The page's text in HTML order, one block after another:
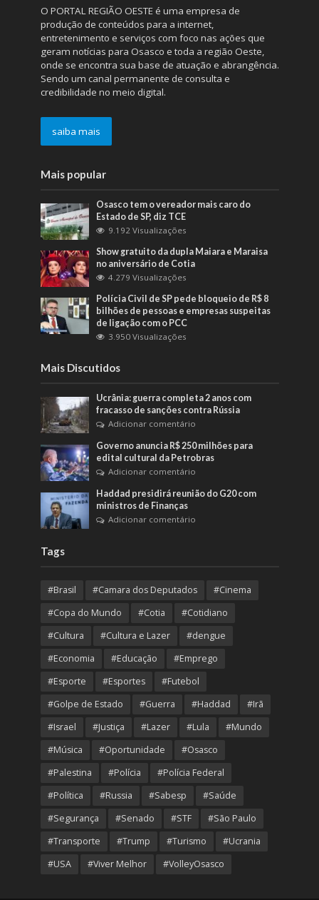
O PORTAL REGIÃO OESTE é uma empresa de
produção de conteúdos para a internet,
entretenimento e serviços com foco nas ações que
geram notícias para Osasco e toda a região Oeste,
onde se encontra sua base de atuação e abrangência.
Sendo um canal permanente de consulta e
credibilidade no meio digital.
saiba mais
Mais popular
Osasco tem o vereador mais caro do
Estado de SP, diz TCE
9.192 Visualizações
Show gratuito da dupla Maiara e Maraisa
no aniversário de Cotia
4.279 Visualizações
Polícia Civil de SP pede bloqueio de R$ 8
bilhões de pessoas e empresas suspeitas
de ligação com o PCC
3.950 Visualizações
Mais Discutidos
Ucrânia: guerra completa 2 anos com
fracasso de sanções contra Rússia
Adicionar comentário
Governo anuncia R$ 250 milhões para
edital cultural da Petrobras
Adicionar comentário
Haddad presidirá reunião do G20 com
ministros de Finanças
Adicionar comentário
Tags
#Brasil #Camara dos Deputados
#Cinema
#Copa do Mundo
#Cotia
#Cotidiano
#Cultura
#Cultura e Lazer
#dengue
#Economia
#Educação
#Emprego
#Esporte
#Esportes
#Futebol
#Golpe de Estado
#Guerra #Haddad
#Irã
#Israel
#Justiça #Lazer #Lula
#Mundo
#Música
#Oportunidade
#Osasco
#Palestina
#Polícia
#Polícia Federal
#Política
#Russia #Sabesp
#Saúde
#Segurança
#Senado #STF
#São Paulo
#Transporte
#Trump #Turismo
#Ucrania
#USA
#Viver Melhor #VolleyOsasco